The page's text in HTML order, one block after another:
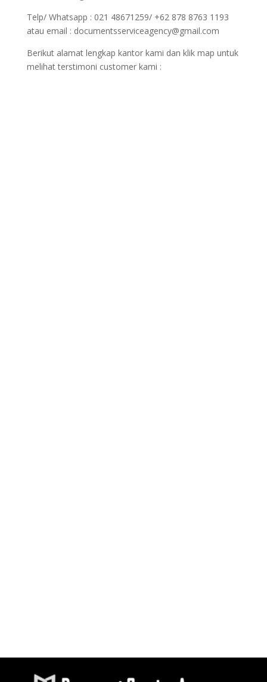
Telp/ Whatsapp : 021 48671259/ +62 878 8763 1193
atau email : documentsserviceagency@gmail.com
Berikut alamat lengkap kantor kami dan klik map untuk
melihat terstimoni customer kami :